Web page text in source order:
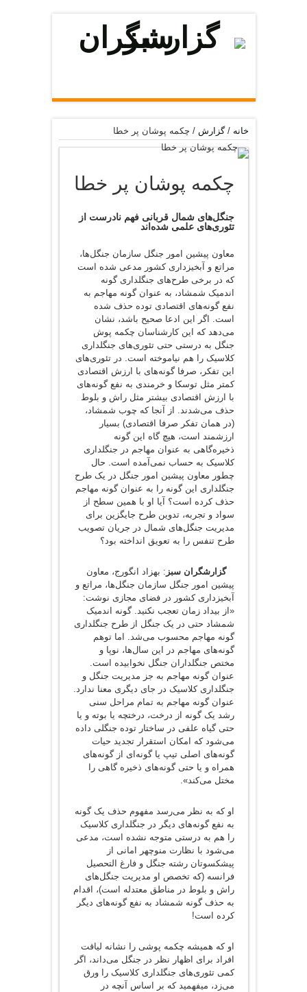
خانه /گزارش / چکمه پوشان پر خطا
چکمه پوشان پر خطا
جنگل‌های شمال قربانی فهم نادرست از
تئوری‌های علمی شده‌اند
معاون پیشین امور جنگل سازمان جنگل‌ها،
مراتع و آبخیزداری کشور مدعی شده است
که در برخی طرح‌های جنگلداری گونه
اندمیک شمشاد، به عنوان گونه مهاجم به
نفع گونه‌های اقتصادی توده حذف شده
است. اگر این ادعا صحیح باشد، نشان
می‌دهد که این کارشناسان چکمه پوش
جنگل به درستی حتی تئوری‌های جنگلداری
کلاسیک را هم نیاموخته‌ است. در تئوری‌های
این تفکر، صرفا گونه‌های با ارزش اقتصادی
کمتر مثل توسکا و خرمندی به نفع گونه‌های
با ارزش اقتصادی بیشتر مثل راش و بلوط
حذف می‌شدند. از آنجا که چوب شمشاد،
(در همان تفکر صرفا اقتصادی) بسیار
ارزشمند است، هیچ گاه این گونه
ذخیره‌گاهی به عنوان مهاجم در جنگلداری
کلاسیک به حساب نمی‌آمده است. حال
چطور معاون پیشین امور جنگل در یک طرح
جنگلداری این گونه را به عنوان گونه مهاجم
حذف کرده است؟ آیا او با همین سطح از
سواد و تجربه، تدوین طرح جایگزین برای
مدیریت جنگل‌های شمال در جریان تصویب
طرح تنفس را به تعویق انداخته بود؟
گزارشگران سبز :‌ بهزاد انگورج، معاون
پیشین امور جنگل سازمان جنگل‌ها، مراتع و
آبخیزداری کشور در فضای مجازی نوشت:
«از بیداد زمان تعجب نکنید. گونه اندمیک
شمشاد حتی در یک جنگل از طرح جنگلداری
گونه مهاجم محسوب می‌شد. اما توهم
گونه‌های مهاجم در این سال‌ها، نوپا و
مختص جنگلداران جنگل نخوابیده است.
عنوان گونه مهاجم به جز مدیریت جنگل و
جنگلداری کلاسیک در جای دیگری معنا ندارد.
عنوان گونه مهاجم به تمام مراحل سنی
رشد یک گونه از درخت، درختچه یا بوته و یا
حتی گیاه علفی در ساختار توده جنگلی داده
می‌شود که امکان استقرار تجدید حیات
گونه‌های اصلی تیپ یا گونه‌ای از گونه‌های
همراه و یا حتی گونه‌های ذخیره گاهی را
مختل می‌کند».
او که به نظر می‌رسد مفهوم حذف یک گونه
به نفع گونه‌های دیگر در جنگلداری کلاسیک
را هم به درستی متوجه نشده است، مدعی
می‌شود با نظارت منوچهر امانی از
پیشکسوتان رشته جنگل و فارغ التحصیل
فرانسه (که تخصص او مدیریت جنگل‌های
راش و بلوط در مناطق معتدله است)، اقدام
به حذف گونه شمشاد به نفع گونه‌های دیگر
کرده است!
او که همیشه چکمه پوشی را نشانه لیاقت
افراد برای اظهار نظر در جنگل می‌داند، اگر
کمی تئوری‌های جنگلداری کلاسیک را ورق
می‌زد، می‎فهمید که بر اساس آنچه در